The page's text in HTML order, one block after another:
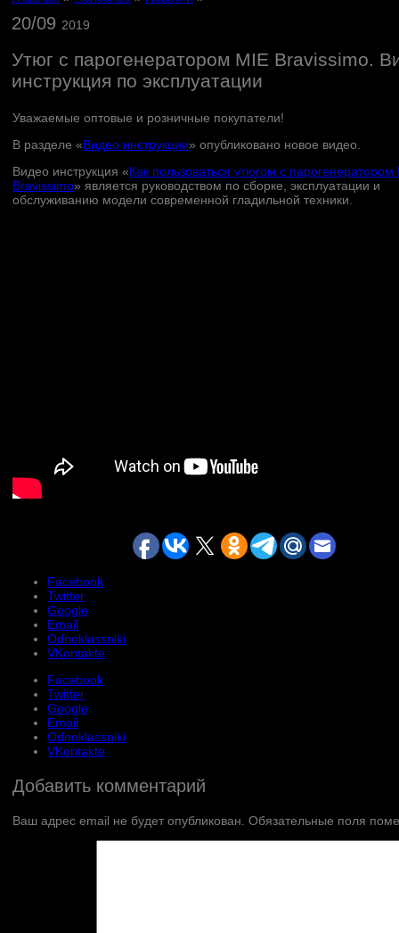
20/09 2019
Утюг с парогенератором MIE Bravissimo.
инструкция по эксплуатации
Уважаемые оптовые и розничные покупатели!
В разделе «Видео инструкции» опубликовано новое видео.
Видео инструкция «Как пользоваться утюгом с парогенератором
Bravissimo» является руководством по сборке, эксплуатации и
обслуживанию модели современной гладильной техники.
Facebook
Twitter
Google
Email
Odnoklassniki
VKontakte
Facebook
Twitter
Google
Email
Odnoklassniki
VKontakte
Добавить комментарий
Ваш адрес email не будет опубликован. Обязательные поля